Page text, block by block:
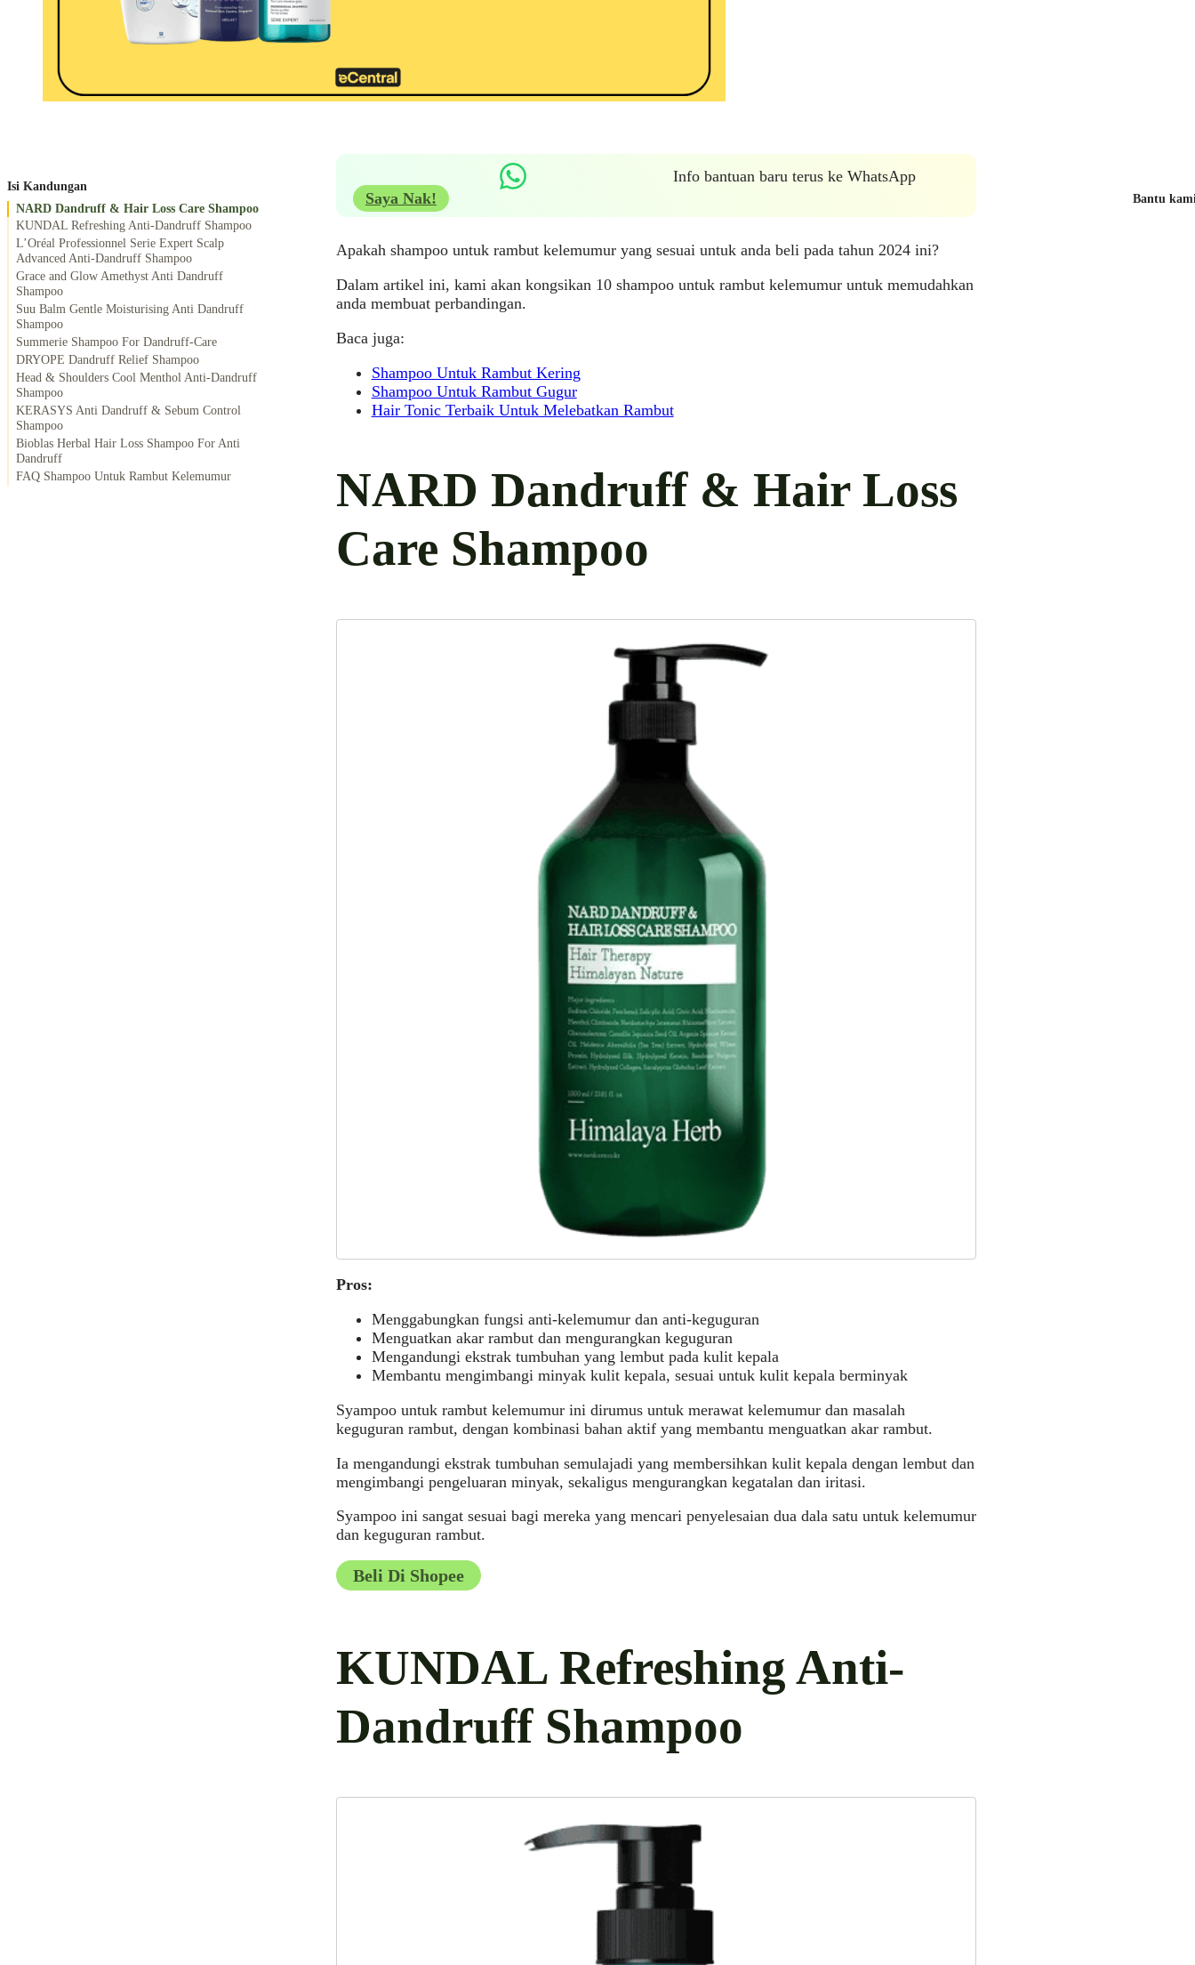
Isi Kandungan
NARD Dandruff & Hair Loss Care Shampoo
KUNDAL Refreshing Anti-Dandruff Shampoo
L’Oréal Professionnel Serie Expert Scalp
Advanced Anti-Dandruff Shampoo
Grace and Glow Amethyst Anti Dandruff
Shampoo
Suu Balm Gentle Moisturising Anti Dandruff
Shampoo
Summerie Shampoo For Dandruff-Care
DRYOPE Dandruff Relief Shampoo
Head & Shoulders Cool Menthol Anti-Dandruff
Shampoo
KERASYS Anti Dandruff & Sebum Control
Shampoo
Bioblas Herbal Hair Loss Shampoo For Anti
Dandruff
FAQ Shampoo Untuk Rambut Kelemumur
Info bantuan baru terus ke WhatsApp
Saya Nak!
Apakah shampoo untuk rambut kelemumur yang sesuai untuk anda beli pada tahun 2024 ini?
Dalam artikel ini, kami akan kongsikan 10 shampoo untuk rambut kelemumur untuk memudahkan
anda membuat perbandingan.
Baca juga:
Shampoo Untuk Rambut Kering
Shampoo Untuk Rambut Gugur
Hair Tonic Terbaik Untuk Melebatkan Rambut
NARD Dandruff & Hair Loss
Care Shampoo
Pros:
Menggabungkan fungsi anti-kelemumur dan anti-keguguran
Menguatkan akar rambut dan mengurangkan keguguran
Mengandungi ekstrak tumbuhan yang lembut pada kulit kepala
Membantu mengimbangi minyak kulit kepala, sesuai untuk kulit kepala berminyak
Syampoo untuk rambut kelemumur ini dirumus untuk merawat kelemumur dan masalah
keguguran rambut, dengan kombinasi bahan aktif yang membantu menguatkan akar rambut.
Ia mengandungi ekstrak tumbuhan semulajadi yang membersihkan kulit kepala dengan lembut dan
mengimbangi pengeluaran minyak, sekaligus mengurangkan kegatalan dan iritasi.
Syampoo ini sangat sesuai bagi mereka yang mencari penyelesaian dua dala satu untuk kelemumur
dan keguguran rambut.
Beli Di Shopee
KUNDAL Refreshing Anti-
Dandruff Shampoo
Bantu